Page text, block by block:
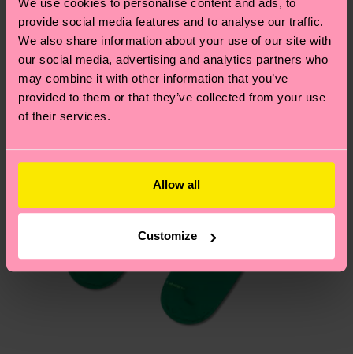
provide social media features and to analyse our traffic.
We also share information about your use of our site with
our social media, advertising and analytics partners who
may combine it with other information that you’ve
provided to them or that they’ve collected from your use
of their services.
Allow all
Customize
notre page Retour
pour trouver les réponses aux
questions les plus fréquemment posées.